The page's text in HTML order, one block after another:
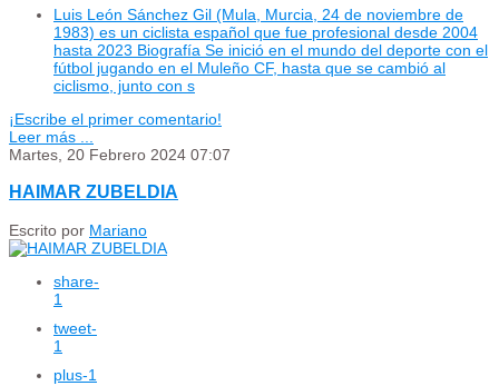
Luis León Sánchez Gil (Mula, Murcia, 24 de noviembre de
1983) es un ciclista español que fue profesional desde 2004
hasta 2023 Biografía Se inició en el mundo del deporte con el
fútbol jugando en el Muleño CF, hasta que se cambió al
ciclismo, junto con s
¡Escribe el primer comentario!
Leer más ...
Martes, 20 Febrero 2024 07:07
HAIMAR ZUBELDIA
Escrito por Mariano
share-
1
tweet-
1
plus-1